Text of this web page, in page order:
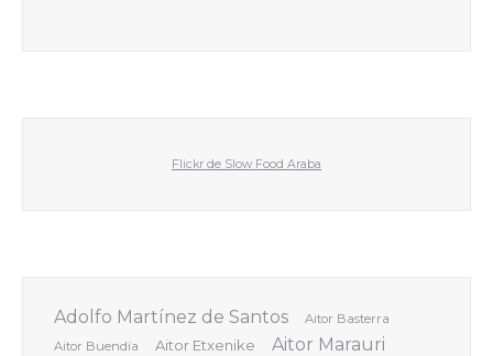
Flickr de Slow Food Araba
Adolfo Martínez de Santos
Aitor Basterra
Aitor Buendía
Aitor Etxenike Aitor Marauri